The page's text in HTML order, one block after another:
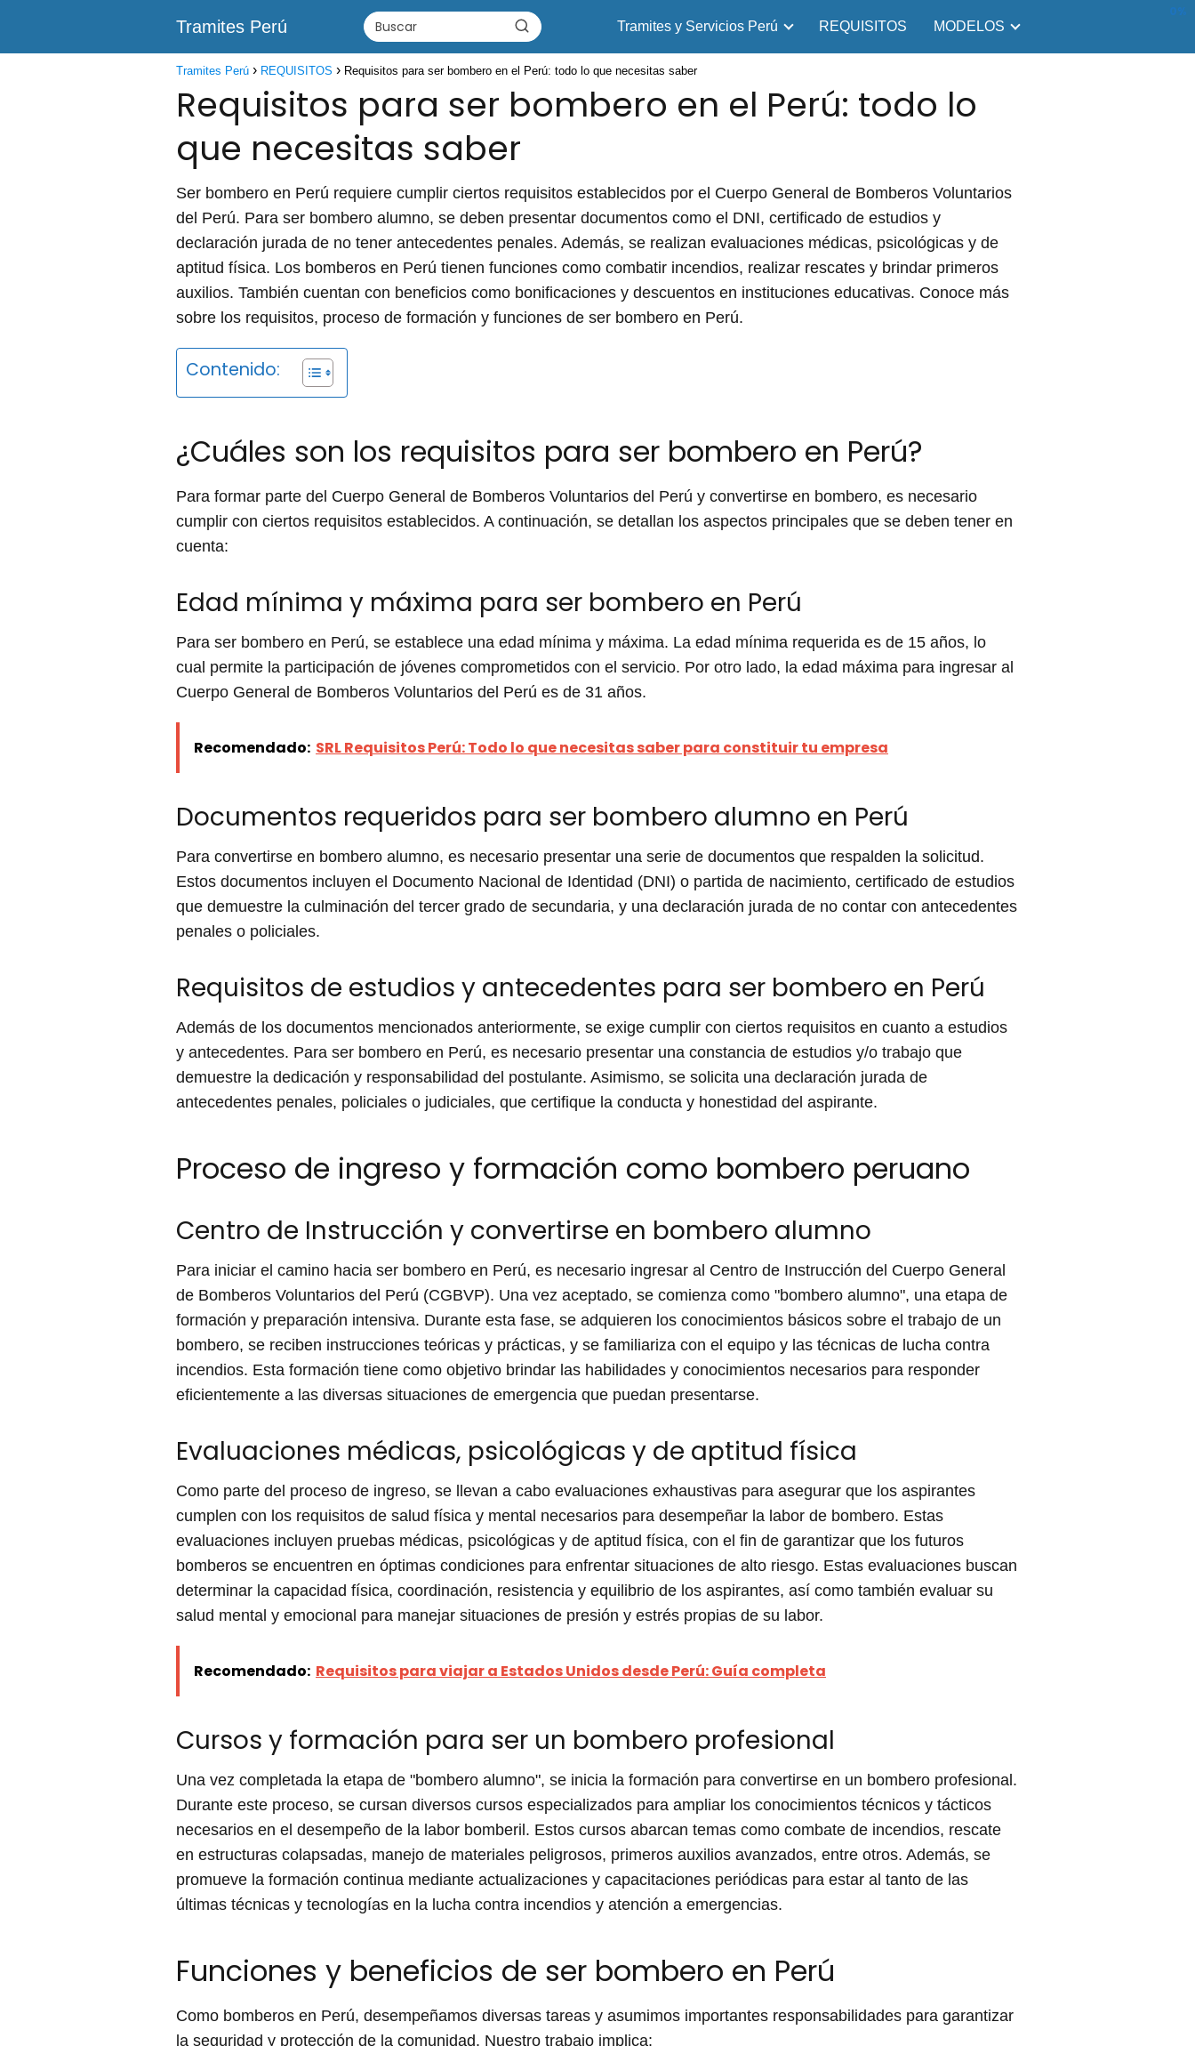
0%
Tramites Perú Tramites y Servicios Perú REQUISITOS MODELOS
Tramites Perú REQUISITOS Requisitos para ser bombero en el Perú: todo lo que necesitas saber
Requisitos para ser bombero en el Perú: todo lo
que necesitas saber
Ser bombero en Perú requiere cumplir ciertos requisitos establecidos por el Cuerpo General de Bomberos Voluntarios
del Perú. Para ser bombero alumno, se deben presentar documentos como el DNI, certificado de estudios y
declaración jurada de no tener antecedentes penales. Además, se realizan evaluaciones médicas, psicológicas y de
aptitud física. Los bomberos en Perú tienen funciones como combatir incendios, realizar rescates y brindar primeros
auxilios. También cuentan con beneficios como bonificaciones y descuentos en instituciones educativas. Conoce más
sobre los requisitos, proceso de formación y funciones de ser bombero en Perú.
Contenido:
¿Cuáles son los requisitos para ser bombero en Perú?
Para formar parte del Cuerpo General de Bomberos Voluntarios del Perú y convertirse en bombero, es necesario
cumplir con ciertos requisitos establecidos. A continuación, se detallan los aspectos principales que se deben tener en
cuenta:
Edad mínima y máxima para ser bombero en Perú
Para ser bombero en Perú, se establece una edad mínima y máxima. La edad mínima requerida es de 15 años, lo
cual permite la participación de jóvenes comprometidos con el servicio. Por otro lado, la edad máxima para ingresar al
Cuerpo General de Bomberos Voluntarios del Perú es de 31 años.
Recomendado: SRL Requisitos Perú: Todo lo que necesitas saber para constituir tu empresa
Documentos requeridos para ser bombero alumno en Perú
Para convertirse en bombero alumno, es necesario presentar una serie de documentos que respalden la solicitud.
Estos documentos incluyen el Documento Nacional de Identidad (DNI) o partida de nacimiento, certificado de estudios
que demuestre la culminación del tercer grado de secundaria, y una declaración jurada de no contar con antecedentes
penales o policiales.
Requisitos de estudios y antecedentes para ser bombero en Perú
Además de los documentos mencionados anteriormente, se exige cumplir con ciertos requisitos en cuanto a estudios
y antecedentes. Para ser bombero en Perú, es necesario presentar una constancia de estudios y/o trabajo que
demuestre la dedicación y responsabilidad del postulante. Asimismo, se solicita una declaración jurada de
antecedentes penales, policiales o judiciales, que certifique la conducta y honestidad del aspirante.
Proceso de ingreso y formación como bombero peruano
Centro de Instrucción y convertirse en bombero alumno
Para iniciar el camino hacia ser bombero en Perú, es necesario ingresar al Centro de Instrucción del Cuerpo General
de Bomberos Voluntarios del Perú (CGBVP). Una vez aceptado, se comienza como "bombero alumno", una etapa de
formación y preparación intensiva. Durante esta fase, se adquieren los conocimientos básicos sobre el trabajo de un
bombero, se reciben instrucciones teóricas y prácticas, y se familiariza con el equipo y las técnicas de lucha contra
incendios. Esta formación tiene como objetivo brindar las habilidades y conocimientos necesarios para responder
eficientemente a las diversas situaciones de emergencia que puedan presentarse.
Evaluaciones médicas, psicológicas y de aptitud física
Como parte del proceso de ingreso, se llevan a cabo evaluaciones exhaustivas para asegurar que los aspirantes
cumplen con los requisitos de salud física y mental necesarios para desempeñar la labor de bombero. Estas
evaluaciones incluyen pruebas médicas, psicológicas y de aptitud física, con el fin de garantizar que los futuros
bomberos se encuentren en óptimas condiciones para enfrentar situaciones de alto riesgo. Estas evaluaciones buscan
determinar la capacidad física, coordinación, resistencia y equilibrio de los aspirantes, así como también evaluar su
salud mental y emocional para manejar situaciones de presión y estrés propias de su labor.
Recomendado: Requisitos para viajar a Estados Unidos desde Perú: Guía completa
Cursos y formación para ser un bombero profesional
Una vez completada la etapa de "bombero alumno", se inicia la formación para convertirse en un bombero profesional.
Durante este proceso, se cursan diversos cursos especializados para ampliar los conocimientos técnicos y tácticos
necesarios en el desempeño de la labor bomberil. Estos cursos abarcan temas como combate de incendios, rescate
en estructuras colapsadas, manejo de materiales peligrosos, primeros auxilios avanzados, entre otros. Además, se
promueve la formación continua mediante actualizaciones y capacitaciones periódicas para estar al tanto de las
últimas técnicas y tecnologías en la lucha contra incendios y atención a emergencias.
Funciones y beneficios de ser bombero en Perú
Como bomberos en Perú, desempeñamos diversas tareas y asumimos importantes responsabilidades para garantizar
la seguridad y protección de la comunidad. Nuestro trabajo implica: